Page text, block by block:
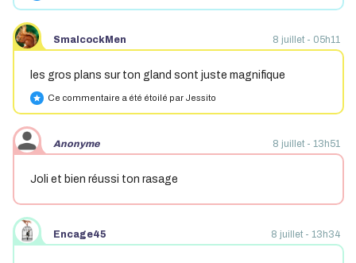
SmalcockMen 8 juillet - 05h11
les gros plans sur ton gland sont juste magnifique
star Ce commentaire a été étoilé par Jessito
Anonyme 8 juillet - 13h51
Joli et bien réussi ton rasage
Encage45 8 juillet - 13h34